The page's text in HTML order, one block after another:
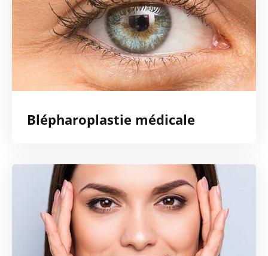
Blépharoplastie médicale